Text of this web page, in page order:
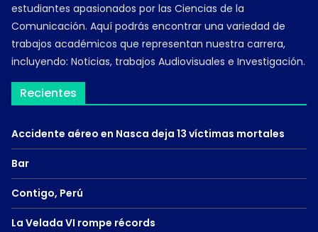
estudiantes apasionados por las Ciencias de la
Comunicación. Aquí podrás encontrar una variedad de
trabajos académicos que representan nuestra carrera,
incluyendo: Noticias, trabajos Audiovisuales e Investigación.
Recientes
Accidente aéreo en Nasca deja 13 víctimas mortales
Bar
Contigo, Perú
La Velada VI rompe récords